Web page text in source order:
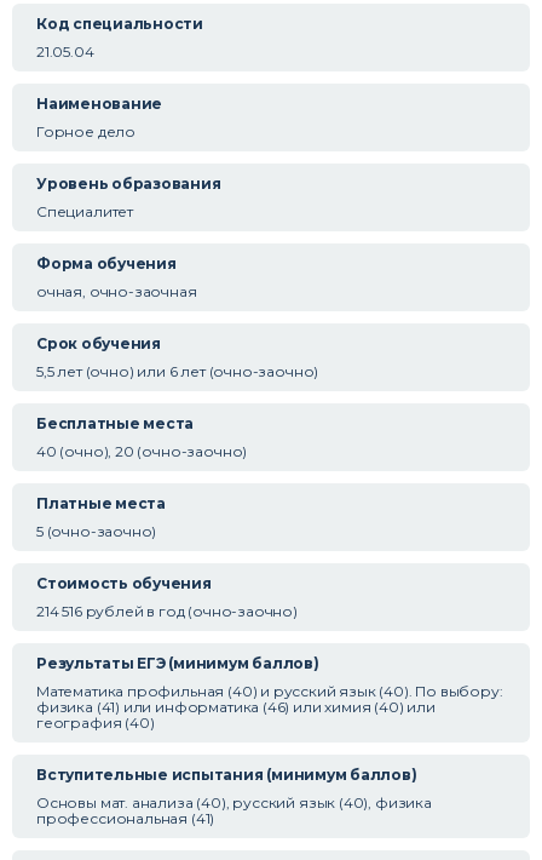
Код специальности
21.05.04
Наименование
Горное дело
Уровень образования
Специалитет
Форма обучения
очная, очно-заочная
Срок обучения
5,5 лет (очно) или 6 лет (очно-заочно)
Бесплатные места
40 (очно), 20 (очно-заочно)
Платные места
5 (очно-заочно)
Стоимость обучения
214 516 рублей в год (очно-заочно)
Результаты ЕГЭ (минимум баллов)
Математика профильная (40) и русский язык (40). По выбору:
физика (41) или информатика (46) или химия (40) или
география (40)
Вступительные испытания (минимум баллов)
Основы мат. анализа (40), русский язык (40), физика
профессиональная (41)